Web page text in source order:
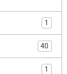
1
40
1